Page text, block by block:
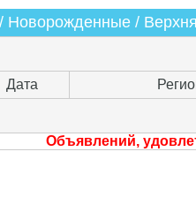
Новорожденные /
Дата
Объявлений,